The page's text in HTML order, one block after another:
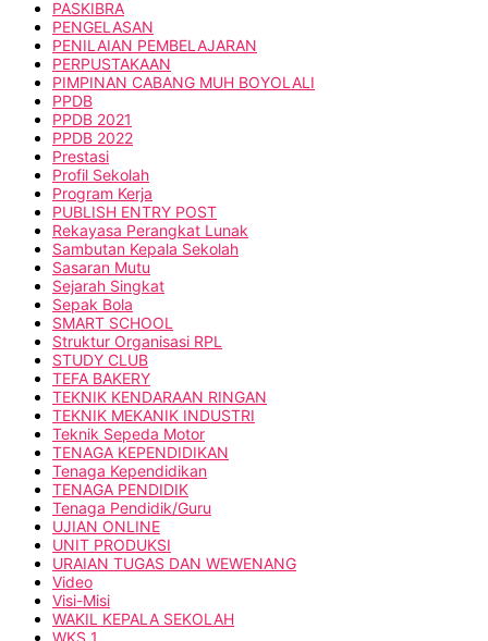
PASKIBRA
PENGELASAN
PENILAIAN PEMBELAJARAN
PERPUSTAKAAN
PIMPINAN CABANG MUH BOYOLALI
PPDB
PPDB 2021
PPDB 2022
Prestasi
Profil Sekolah
Program Kerja
PUBLISH ENTRY POST
Rekayasa Perangkat Lunak
Sambutan Kepala Sekolah
Sasaran Mutu
Sejarah Singkat
Sepak Bola
SMART SCHOOL
Struktur Organisasi RPL
STUDY CLUB
TEFA BAKERY
TEKNIK KENDARAAN RINGAN
TEKNIK MEKANIK INDUSTRI
Teknik Sepeda Motor
TENAGA KEPENDIDIKAN
Tenaga Kependidikan
TENAGA PENDIDIK
Tenaga Pendidik/Guru
UJIAN ONLINE
UNIT PRODUKSI
URAIAN TUGAS DAN WEWENANG
Video
Visi-Misi
WAKIL KEPALA SEKOLAH
WKS 1